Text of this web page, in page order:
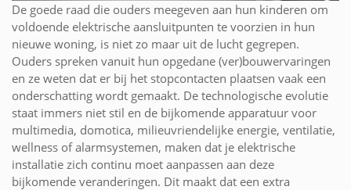
De goede raad die ouders meegeven aan hun kinderen om
voldoende elektrische aansluitpunten te voorzien in hun
nieuwe woning, is niet zo maar uit de lucht gegrepen.
Ouders spreken vanuit hun opgedane (ver)bouwervaringen
en ze weten dat er bij het stopcontacten plaatsen vaak een
onderschatting wordt gemaakt. De technologische evolutie
staat immers niet stil en de bijkomende apparatuur voor
multimedia, domotica, milieuvriendelijke energie, ventilatie,
wellness of alarmsystemen, maken dat je elektrische
installatie zich continu moet aanpassen aan deze
bijkomende veranderingen. Dit maakt dat een extra